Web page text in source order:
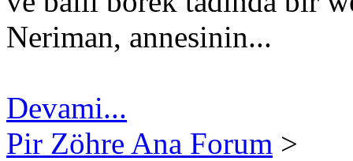
Neriman, annesinin...
Devami...
Pir Zöhre Ana Forum >